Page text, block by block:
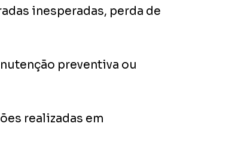
inesperadas, perda de
preventiva ou
realizadas em